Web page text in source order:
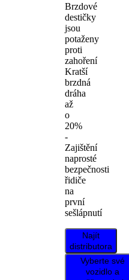
Brzdové
destičky
jsou
potaženy
proti
zahoření
Kratší
brzdná
dráha
až
o
20%
-
Zajištění
naprosté
bezpečnosti
řidiče
na
první
sešlápnutí
Najít
distributora
Vyberte své
vozidlo a